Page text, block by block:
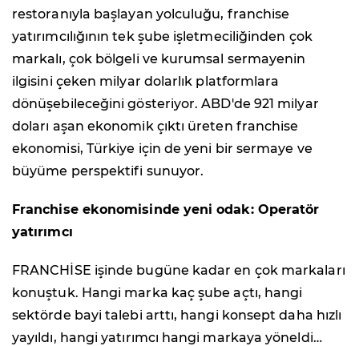
restoranıyla başlayan yolculuğu, franchise
yatırımcılığının tek şube işletmeciliğinden çok
markalı, çok bölgeli ve kurumsal sermayenin
ilgisini çeken milyar dolarlık platformlara
dönüşebileceğini gösteriyor. ABD'de 921 milyar
doları aşan ekonomik çıktı üreten franchise
ekonomisi, Türkiye için de yeni bir sermaye ve
büyüme perspektifi sunuyor.
Franchise ekonomisinde yeni odak: Operatör
yatırımcı
FRANCHİSE işinde bugüne kadar en çok markaları
konuştuk. Hangi marka kaç şube açtı, hangi
sektörde bayi talebi arttı, hangi konsept daha hızlı
yayıldı, hangi yatırımcı hangi markaya yöneldi…